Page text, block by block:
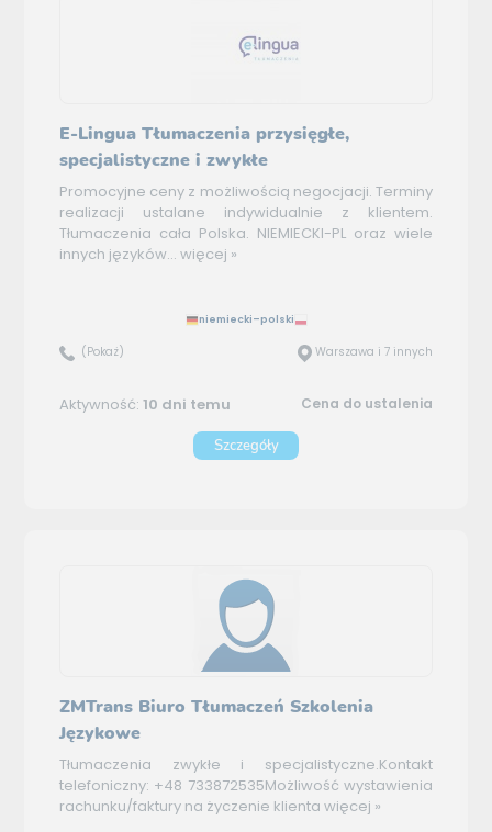
E-Lingua Tłumaczenia przysięgłe,
specjalistyczne i zwykłe
Promocyjne ceny z możliwością negocjacji. Terminy
realizacji ustalane indywidualnie z klientem.
Tłumaczenia cała Polska. NIEMIECKI-PL oraz wiele
innych języków... więcej »
niemiecki–polski
(Pokaż) Warszawa i 7 innych
Aktywność:10 dni temu Cena do ustalenia
Szczegóły
ZMTrans Biuro Tłumaczeń Szkolenia
Językowe
Tłumaczenia zwykłe i specjalistyczne.Kontakt
telefoniczny: +48 733872535Możliwość wystawienia
rachunku/faktury na życzenie klienta więcej »